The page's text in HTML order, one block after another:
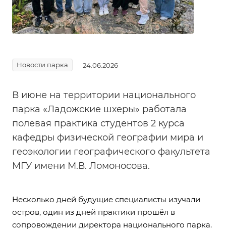
Новости парка 24.06.2026
В июне на территории национального
парка «Ладожские шхеры» работала
полевая практика студентов 2 курса
кафедры физической географии мира и
геоэкологии географического факультета
МГУ имени М.В. Ломоносова.
Несколько дней будущие специалисты изучали
остров, один из дней практики прошёл в
сопровождении директора национального парка.